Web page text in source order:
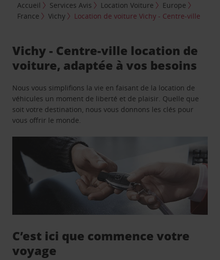
Accueil Services Avis Location Voiture
Europe
France
Vichy Location de voiture Vichy - Centre-ville
Vichy - Centre-ville location de
voiture, adaptée à vos besoins
Nous vous simplifions la vie en faisant de la location de
véhicules un moment de liberté et de plaisir. Quelle que
soit votre destination, nous vous donnons les clés pour
vous offrir le monde.
C’est ici que commence votre
voyage